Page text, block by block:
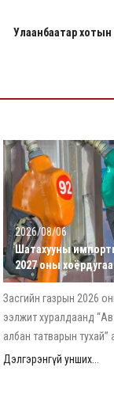
Улаанбаатар
2026/08/06
Шатахууны
2027 оны
Засгийн газрын 2026
ээлжит хуралдаанд
албан татварын тухай”
Дэлгэрэнгүй унших...